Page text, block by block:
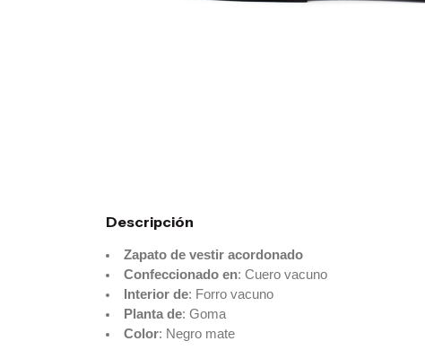
Descripción
Zapato de vestir acordonado
Confeccionado en: Cuero vacuno
Interior de: Forro vacuno
Planta de: Goma
Color: Negro mate